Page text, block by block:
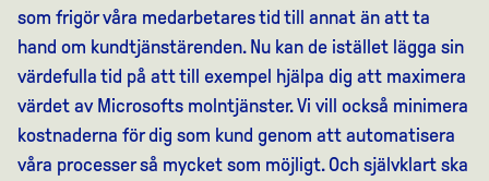
som frigör våra medarbetares tid till annat än att ta
hand om kundtjänstärenden. Nu kan de istället lägga sin
värdefulla tid på att till exempel hjälpa dig att maximera
värdet av Microsofts molntjänster. Vi vill också minimera
kostnaderna för dig som kund genom att automatisera
våra processer så mycket som möjligt. Och självklart ska